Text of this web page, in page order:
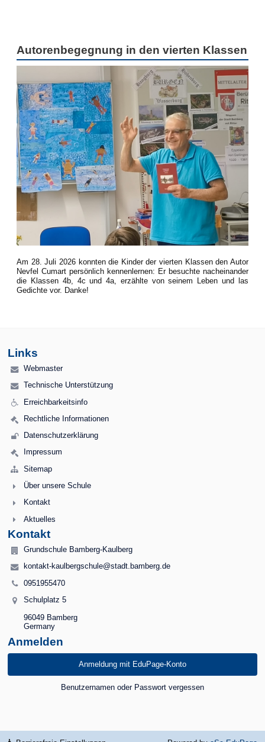
Autorenbegegnung in den vierten Klassen
Am 28. Juli 2026 konnten die Kinder der vierten Klassen den Autor
Nevfel Cumart persönlich kennenlernen: Er besuchte nacheinander
die Klassen 4b, 4c und 4a, erzählte von seinem Leben und las
Gedichte vor. Danke!
Links
Webmaster
Technische Unterstützung
Erreichbarkeitsinfo
Rechtliche Informationen
Datenschutzerklärung
Impressum
Sitemap
Über unsere Schule
Kontakt
Aktuelles
Kontakt
Grundschule Bamberg-Kaulberg
kontakt-kaulbergschule@stadt.bamberg.de
0951955470
Schulplatz 5
96049 Bamberg
Germany
Anmelden
Anmeldung mit EduPage-Konto
Benutzernamen oder Passwort vergessen